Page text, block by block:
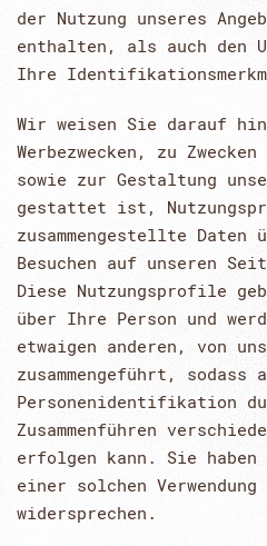
der Nutzung unseres
enthalten, als auch den
Ihre
Wir weisen Sie darauf
Werbezwecken, zu
sowie zur Gestaltung
gestattet ist,
zusammengestellte Daten
Besuchen auf unseren
Diese Nutzungsprofile
über Ihre Person und
etwaigen anderen, von
zusammengeführt, sodass
Personenidentifikation
Zusammenführen
erfolgen kann. Sie
einer solchen
widersprechen.